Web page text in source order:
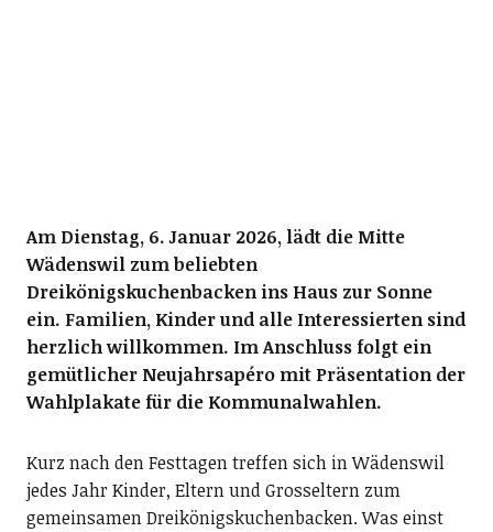
Am Dienstag, 6. Januar 2026, lädt die Mitte
Wädenswil zum beliebten
Dreikönigskuchenbacken ins Haus zur Sonne
ein. Familien, Kinder und alle Interessierten sind
herzlich willkommen. Im Anschluss folgt ein
gemütlicher Neujahrsapéro mit Präsentation der
Wahlplakate für die Kommunalwahlen.
Kurz nach den Festtagen treffen sich in Wädenswil
jedes Jahr Kinder, Eltern und Grosseltern zum
gemeinsamen Dreikönigskuchenbacken. Was einst